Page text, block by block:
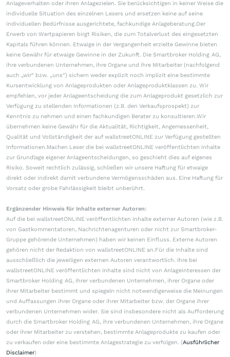
Anlageverhalten oder ihren Anlagezielen. Sie berücksichtigen in keiner Weise die
individuelle Situation des einzelnen Lesers und ersetzen keine auf seine
individuellen Bedürfnisse ausgerichtete, fachkundige Anlageberatung.Der
Erwerb von Wertpapieren birgt Risiken, die zum Totalverlust des eingesetzten
Kapitals führen können. Etwaige in der Vergangenheit erzielte Gewinne bieten
keine Gewähr für etwaige Gewinne in der Zukunft. Die Smartbroker Holding AG,
ihre verbundenen Unternehmen, ihre Organe und ihre Mitarbeiter (nachfolgend
auch „wir“ bzw. „uns“) sichern weder explizit noch implizit eine bestimmte
Kursentwicklung von Anlageprodukten oder Anlageproduktklassen zu. Wir
empfehlen, vor jeder Anlageentscheidung die zum Anlageprodukt gesetzlich zur
Verfügung zu stellenden Informationen (z.B. den Verkaufsprospekt) zur
Kenntnis zu nehmen und einen fachkundigen Berater zu konsultieren.Wir
übernehmen keine Gewähr für die Aktualität, Richtigkeit, Angemessenheit,
Qualität und Vollständigkeit der auf wallstreetONLINE zur Verfügung gestellten
Informationen.Machen Leser die bei wallstreetONLINE veröffentlichten Inhalte
zur Grundlage eigener Anlageentscheidungen, so geschieht dies auf eigenes
Risiko. Soweit rechtlich zulässig, schließen wir unsere Haftung für etwaige
direkt oder indirekt damit verbundene Vermögensschäden aus. Eine Haftung für
Vorsatz oder grobe Fahrlässigkeit bleibt unberührt.
Ergänzender Hinweis für Inhalte externer Autoren:
Auf die bei wallstreetONLINE veröffentlichten Inhalte externer Autoren (wie z.B.
von Gastkommentatoren, Nachrichtenagenturen oder nicht zur Smartbroker-
Gruppe gehörende Unternehmen) haben wir keinen Einfluss. Externe Autoren
gehören nicht der Redaktion von wallstreetONLINE an.Für die Inhalte sind
ausschließlich die jeweiligen externen Autoren verantwortlich. Ihre bei
wallstreetONLINE veröffentlichten Inhalte sind nicht von Anlageinteressen der
Smartbroker Holding AG, ihrer verbundenen Unternehmen, ihrer Organe oder
ihrer Mitarbeiter bestimmt und spiegeln nicht notwendigerweise die Meinungen
und Auffassungen ihrer Organe oder ihrer Mitarbeiter bzw. der Organe ihrer
verbundenen Unternehmen wider. Sie sind insbesondere nicht als Aufforderung
durch die Smartbroker Holding AG, ihre verbundenen Unternehmen, ihre Organe
oder ihrer Mitarbeiter zu verstehen, bestimmte Anlageprodukte zu kaufen oder
zu verkaufen oder eine bestimmte Anlagestrategie zu verfolgen. (Ausführlicher
Disclaimer)